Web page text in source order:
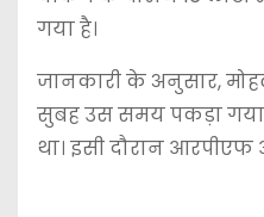
गया है।
जानकारी के अनुसार,
सुबह उस समय पकड़ा
था। इसी दौरान आरपीएफ